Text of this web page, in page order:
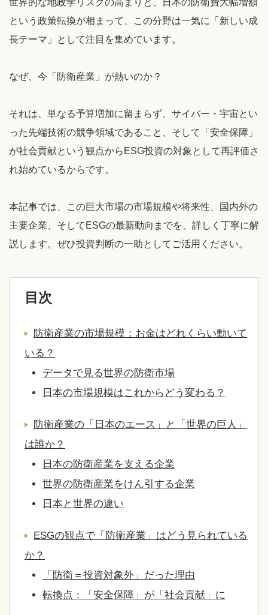
世界的な地政学リスクの高まりと、日本の防衛費大幅増額
という政策転換が相まって、この分野は一気に「新しい成
長テーマ」として注目を集めています。
なぜ、今「防衛産業」が熱いのか？
それは、単なる予算増加に留まらず、サイバー・宇宙とい
った先端技術の競争領域であること、そして「安全保障」
が社会貢献という観点からESG投資の対象として再評価さ
れ始めているからです。
本記事では、この巨大市場の市場規模や将来性、国内外の
主要企業、そしてESGの最新動向までを、詳しく丁寧に解
説します。ぜひ投資判断の一助としてご活用ください。
目次
防衛産業の市場規模：お金はどれくらい動いて
いる？
データで見る世界の防衛市場
日本の市場規模はこれからどう変わる？
防衛産業の「日本のエース」と「世界の巨人」
は誰か？
日本の防衛産業を支える企業
世界の防衛産業をけん引する企業
日本と世界の違い
ESGの観点で「防衛産業」はどう見られている
か？
「防衛＝投資対象外」だった理由
転換点：「安全保障」が「社会貢献」に